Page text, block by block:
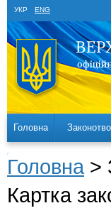
УКР ENG
Головна
Головна >
Картка